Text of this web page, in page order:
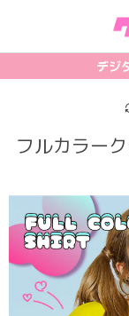
デジ
フルカラー
クラスTシャツの注文方
料金について
お支払い方法について
キャンセル・変更につい
ホッケーユニフォーム
バスケユニフォーム
ゲーム
【最新】流行りの背ネ
【インスタ映え】おすす
韓国パロディ人気デザ
おしゃれデザインクラ
フォントを選ぶ
シルクスクリーンについ
昇華プリントについて